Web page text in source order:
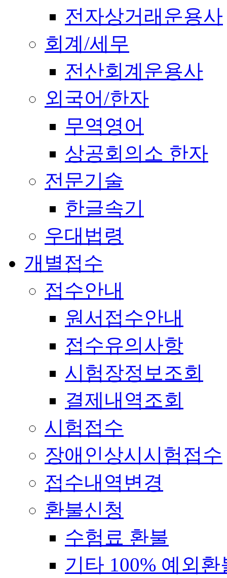
전자상거래운용사
회계/세무
전산회계운용사
외국어/한자
무역영어
상공회의소 한자
전문기술
한글속기
우대법령
개별접수
접수안내
원서접수안내
접수유의사항
시험장정보조회
결제내역조회
시험접수
장애인상시시험접수
접수내역변경
환불신청
수험료 환불
기타 100% 예외환